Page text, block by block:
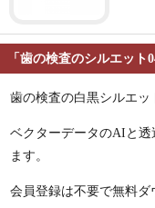
「歯の検査のシルエット
歯の検査の白黒シルエッ
ベクターデータのAIと透
ます。
会員登録は不要で無料ダ